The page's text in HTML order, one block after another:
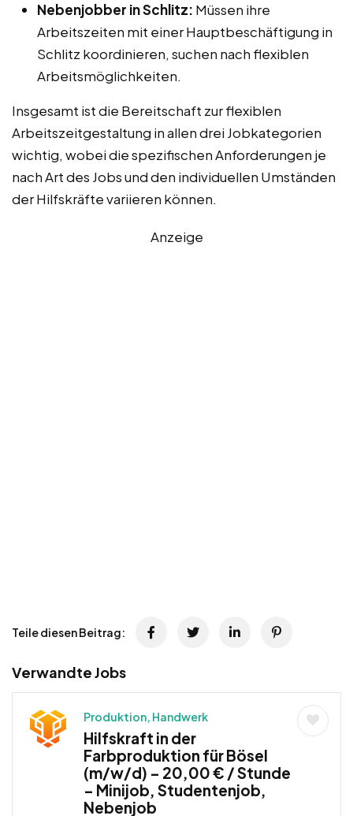
Nebenjobber in Schlitz: Müssen ihre
Arbeitszeiten mit einer Hauptbeschäftigung in
Schlitz koordinieren, suchen nach flexiblen
Arbeitsmöglichkeiten.
Insgesamt ist die Bereitschaft zur flexiblen
Arbeitszeitgestaltung in allen drei Jobkategorien
wichtig, wobei die spezifischen Anforderungen je
nach Art des Jobs und den individuellen Umständen
der Hilfskräfte variieren können.
Anzeige
Teile diesen Beitrag:
Verwandte Jobs
Produktion, Handwerk
Hilfskraft in der
Farbproduktion für Bösel
(m/w/d) – 20,00 € / Stunde
– Minijob, Studentenjob,
Nebenjob